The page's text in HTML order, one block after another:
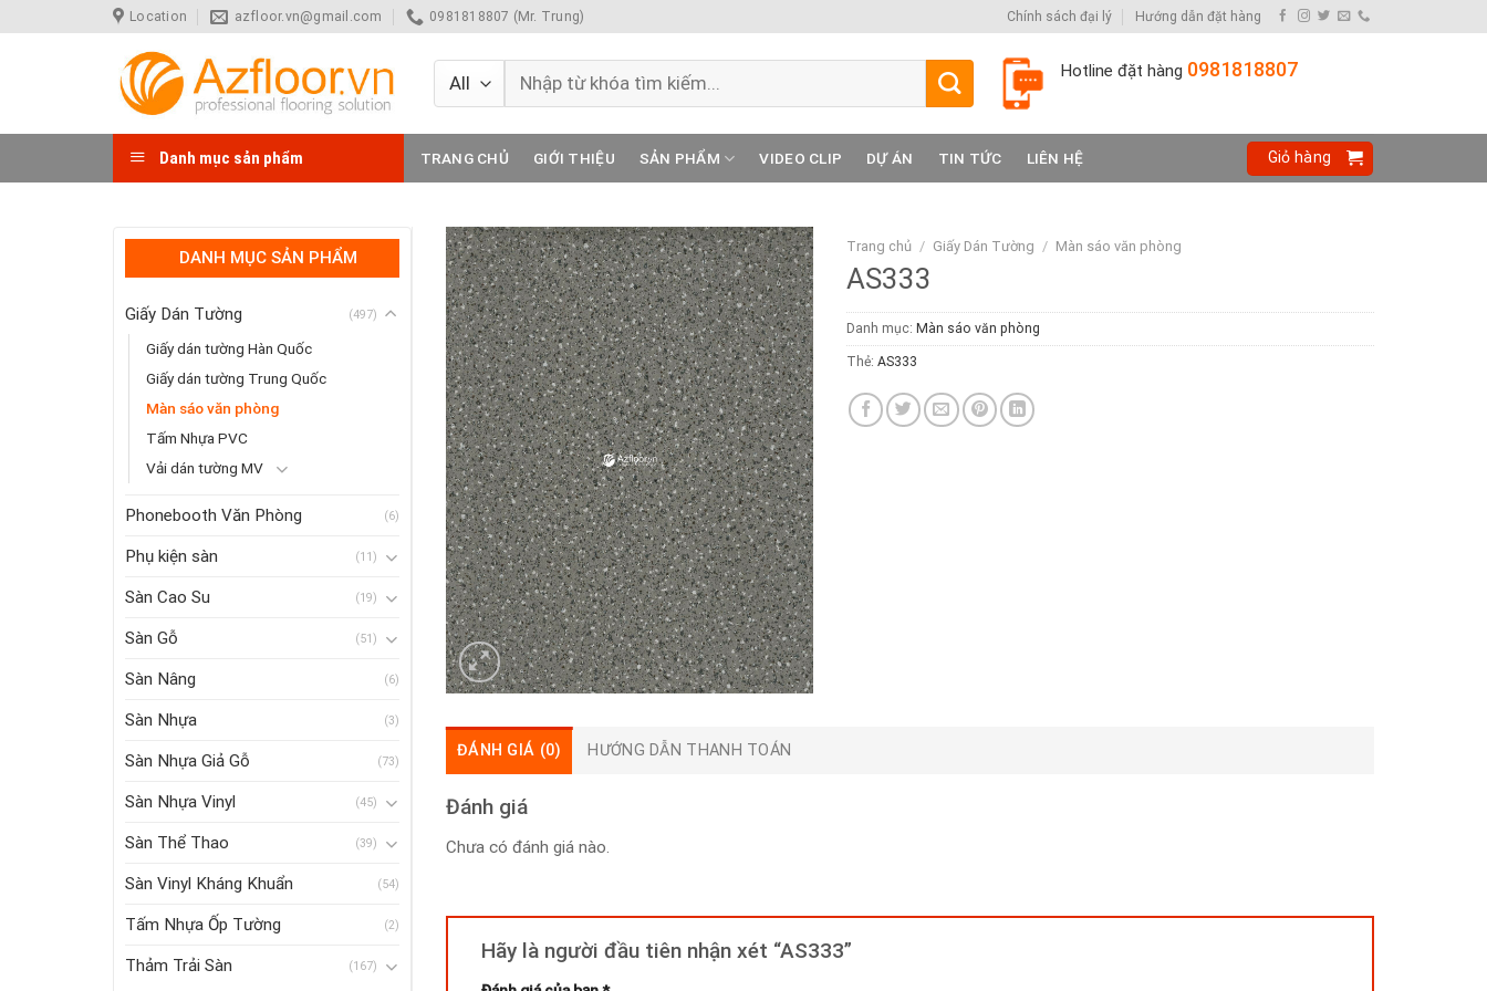
to
Location azfloor.vn@gmail.com 0981818807 (Mr. Trung) Chính sách đại lý Hướng dẫn đặt hàng
Tìm
kiếm:
Hotline đặt hàng 0981818807
Danh mục sản phẩm TRANG CHỦ GIỚI THIỆU SẢN PHẨM VIDEO CLIP DỰ ÁN TIN TỨC LIÊN HỆ Giỏ hàng
DANH MỤC SẢN PHẨM
Giấy Dán Tường (497)
Giấy dán tường Hàn Quốc
Giấy dán tường Trung Quốc
Màn sáo văn phòng
Tấm Nhựa PVC
Vải dán tường MV
Phonebooth Văn Phòng (6)
Phụ kiện sàn (11)
Sàn Cao Su (19)
Sàn Gỗ (51)
Sàn Nâng (6)
Sàn Nhựa (3)
Sàn Nhựa Giả Gỗ (73)
Sàn Nhựa Vinyl (45)
Sàn Thể Thao (39)
Sàn Vinyl Kháng Khuẩn (54)
Tấm Nhựa Ốp Tường (2)
Thảm Trải Sàn (167)
Trang chủ / Giấy Dán Tường / Màn sáo văn phòng
AS333
Danh mục: Màn sáo văn phòng
Thẻ:AS333
ĐÁNH GIÁ (0) HƯỚNG DẪN THANH TOÁN
Đánh giá
Chưa có đánh giá nào.
Hãy là người đầu tiên nhận xét “AS333”